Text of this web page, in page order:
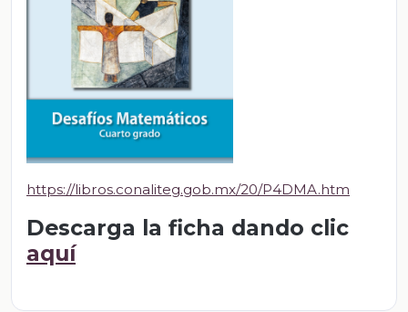
https://libros.conaliteg.gob.mx/20/P4DMA.htm
Descarga la ficha dando clic
aquí